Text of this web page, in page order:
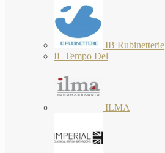
IB Rubinetterie
IL Tempo Del
ILMA